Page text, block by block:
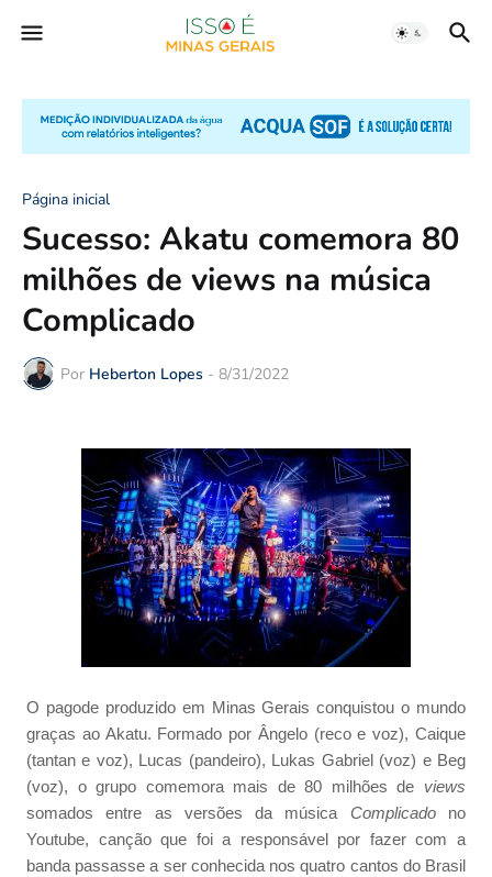
Página inicial
Sucesso: Akatu comemora 80
milhões de views na música
Complicado
Por Heberton Lopes - 8/31/2022
O pagode produzido em Minas Gerais conquistou o mundo
graças ao Akatu. Formado por Ângelo (reco e voz), Caique
(tantan e voz), Lucas (pandeiro), Lukas Gabriel (voz) e Beg
(voz), o grupo comemora mais de 80 milhões de views
somados entre as versões da música Complicado no
Youtube, canção que foi a responsável por fazer com a
banda passasse a ser conhecida nos quatro cantos do Brasil